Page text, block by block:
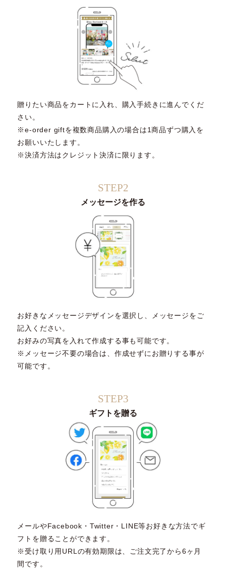
贈りたい商品をカートに入れ、購入手続きに進んでくだ
さい。
※e-order giftを複数商品購入の場合は1商品ずつ購入を
お願いいたします。
※決済方法はクレジット決済に限ります。
STEP2
メッセージを作る
お好きなメッセージデザインを選択し、メッセージをご
記入ください。
お好みの写真を入れて作成する事も可能です。
※メッセージ不要の場合は、作成せずにお贈りする事が
可能です。
STEP3
ギフトを贈る
メールやFacebook・Twitter・LINE等お好きな方法でギ
フトを贈ることができます。
※受け取り用URLの有効期限は、ご注文完了から6ヶ月
間です。